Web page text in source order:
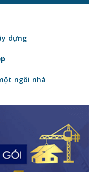
dựng
ngôi nhà